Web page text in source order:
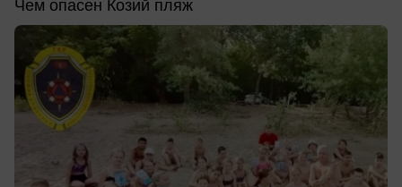
Чем опасен Козий пляж